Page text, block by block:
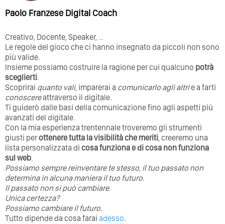
Paolo Franzese Digital Coach
Creativo, Docente, Speaker, …
Le regole del gioco che ci hanno insegnato da piccoli non sono
più valide.
Insieme possiamo costruire la ragione per cui qualcuno potrà
sceglierti.
Scoprirai quanto vali, imparerai a comunicarlo agli altrie a farti
conoscereattraverso il digitale.
Ti guiderò dalle basi della comunicazione fino agli aspetti più
avanzati del digitale.
Con la mia esperienza trentennale troveremo gli strumenti
giusti perottenere tutta la visibilità che meriti, creeremo una
lista personalizzata di cosa funziona e di cosa non funziona
sul web.
Possiamo sempre reinventare te stesso, il tuo passato non
determina in alcuna maniera il tuo futuro. ⁣
⁣Il passato non si può cambiare.
Unica certezza?
Possiamo cambiare il futuro.
Tutto dipende da cosa farai adesso.